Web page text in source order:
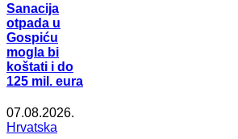
Sanacija
otpada u
Gospiću
mogla bi
koštati i do
125 mil. eura
07.08.2026.
Hrvatska